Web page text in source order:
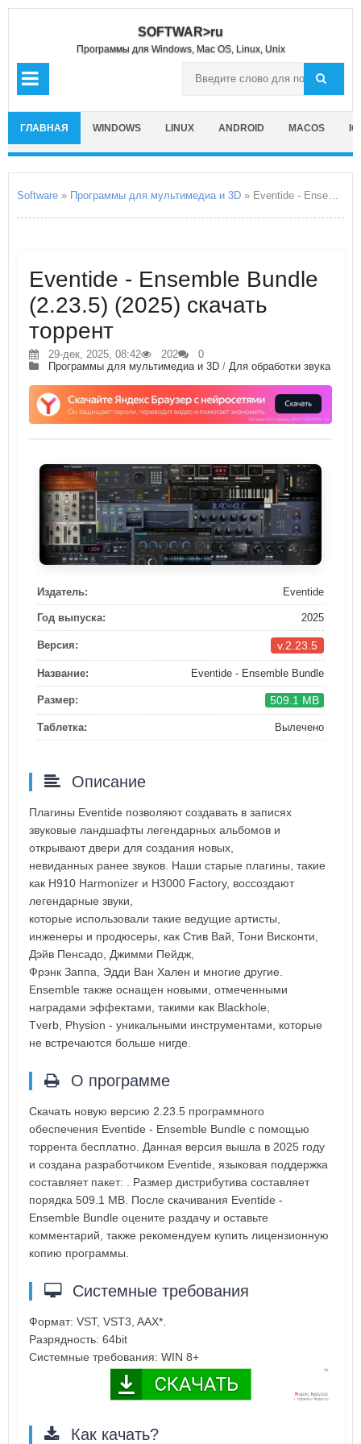
SOFTWAR>ru
Программы для Windows, Mac OS, Linux, Unix
ГЛАВНАЯ WINDOWS LINUX ANDROID MACOS
Software » Программы для мультимедиа и 3D » Eventide - Ensemble Bundle
Eventide - Ensemble Bundle
(2.23.5) (2025) скачать
торрент
29-дек, 2025, 08:42 202
0
Программы для мультимедиа и 3D / Для обработки звука
Издатель: Eventide
Год выпуска: 2025
Версия: v.2.23.5
Название: Eventide - Ensemble Bundle
Размер: 509.1 MB
Таблетка: Вылечено
Описание
Плагины Eventide позволяют создавать в записях
звуковые ландшафты легендарных альбомов и
открывают двери для создания новых,
невиданных ранее звуков. Наши старые плагины, такие
как H910 Harmonizer и H3000 Factory, воссоздают
легендарные звуки,
которые использовали такие ведущие артисты,
инженеры и продюсеры, как Стив Вай, Тони Висконти,
Дэйв Пенсадо, Джимми Пейдж,
Фрэнк Заппа, Эдди Ван Хален и многие другие.
Ensemble также оснащен новыми, отмеченными
наградами эффектами, такими как Blackhole,
Tverb, Physion - уникальными инструментами, которые
не встречаются больше нигде.
О программе
Скачать новую версию 2.23.5 программного
обеспечения Eventide - Ensemble Bundle с помощью
торрента бесплатно. Данная версия вышла в 2025 году
и создана разработчиком Eventide, языковая поддержка
составляет пакет: . Размер дистрибутива составляет
порядка 509.1 MB. После скачивания Eventide -
Ensemble Bundle оцените раздачу и оставьте
комментарий, также рекомендуем купить лицензионную
копию программы.
Системные требования
Формат: VST, VST3, AAX*.
Разрядность: 64bit
Системные требования: WIN 8+
Как качать?